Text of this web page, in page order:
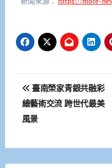
文
章
導
覽
臺南榮家青銀共融彩
繪藝術交流 跨世代最美
風景